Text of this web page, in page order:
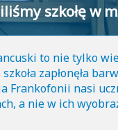
szkołę w
to nie tylko
zapłonęła
Frankofonii nasi
a nie w ich